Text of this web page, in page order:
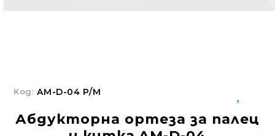
Код: AM-D-04 P/M
Абдукторна ортеза за палец